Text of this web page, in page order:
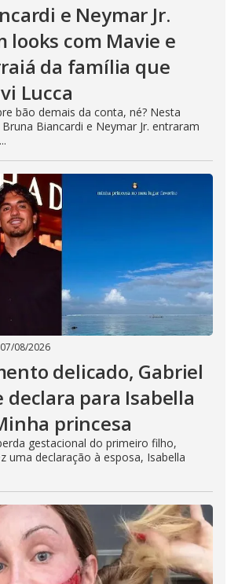
e Neymar Jr.
looks com Mavie e
da família que
Lucca
bão demais da conta, né? Nesta
Biancardi e Neymar Jr. entraram
07/08/2026
delicado, Gabriel
declara para Isabella
princesa
gestacional do primeiro filho,
uma declaração à esposa, Isabella